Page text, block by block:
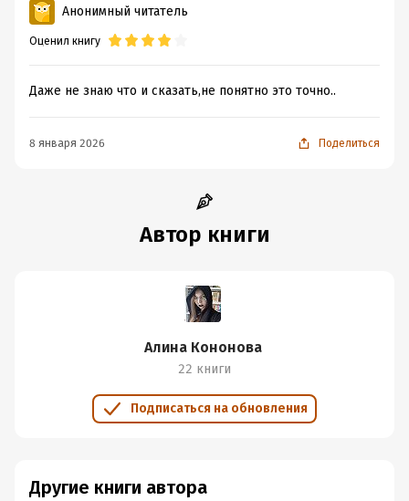
Анонимный читатель
Оценил книгу
Даже не знаю что и сказать,не понятно это точно..
8 января 2026 Поделиться
Автор книги
Алина Кононова
22 книги
Подписаться на обновления
Другие книги автора